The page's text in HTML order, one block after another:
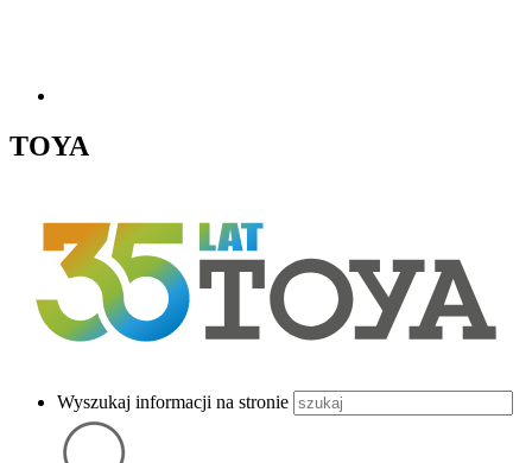
TOYA
Wyszukaj informacji na stronie